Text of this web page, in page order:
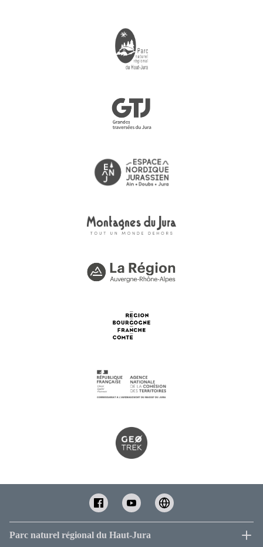
Parc naturel régional du Haut-Jura